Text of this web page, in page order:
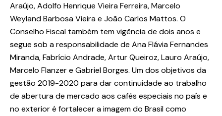
Araújo, Adolfo Henrique Vieira Ferreira, Marcelo
Weyland Barbosa Vieira e João Carlos Mattos. O
Conselho Fiscal também tem vigência de dois anos e
segue sob a responsabilidade de Ana Flávia Fernandes
Miranda, Fabrício Andrade, Artur Queiroz, Lauro Araújo,
Marcelo Flanzer e Gabriel Borges. Um dos objetivos da
gestão 2019-2020 para dar continuidade ao trabalho
de abertura de mercado aos cafés especiais no país e
no exterior é fortalecer a imagem do Brasil como